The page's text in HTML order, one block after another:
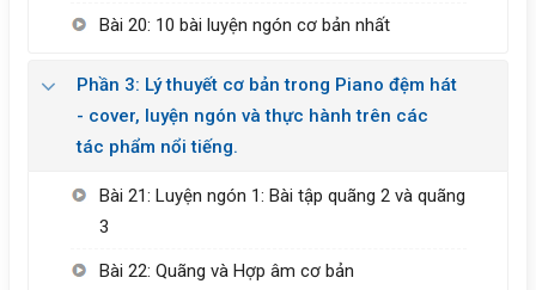
Bài 20: 10 bài luyện ngón cơ bản nhất
Phần 3: Lý thuyết cơ bản trong Piano đệm hát
- cover, luyện ngón và thực hành trên các
tác phẩm nổi tiếng.
Bài 21: Luyện ngón 1: Bài tập quãng 2 và quãng
3
Bài 22: Quãng và Hợp âm cơ bản